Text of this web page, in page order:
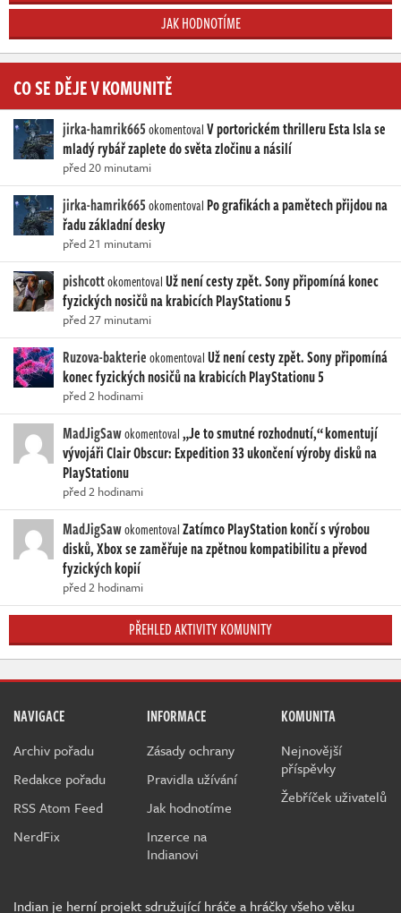
JAK HODNOTÍME
CO SE DĚJE V KOMUNITĚ
jirka-hamrik665okomentovalV portorickém thrilleru Esta Isla se
mladý rybář zaplete do světa zločinu a násilí
před 20 minutami
jirka-hamrik665okomentoval Po grafikách a pamětech přijdou na
řadu základní desky
před 21 minutami
pishcottokomentovalUž není cesty zpět. Sony připomíná konec
fyzických nosičů na krabicích PlayStationu 5
před 27 minutami
Ruzova-bakterieokomentovalUž není cesty zpět. Sony připomíná
konec fyzických nosičů na krabicích PlayStationu 5
před 2 hodinami
MadJigSawokomentoval„Je to smutné rozhodnutí,“ komentují
vývojáři Clair Obscur: Expedition 33 ukončení výroby disků na
PlayStationu
před 2 hodinami
MadJigSawokomentovalZatímco PlayStation končí s výrobou
disků, Xbox se zaměřuje na zpětnou kompatibilitu a převod
fyzických kopií
před 2 hodinami
PŘEHLED AKTIVITY KOMUNITY
NAVIGACE
Archiv pořadu
Redakce pořadu
RSS Atom Feed
NerdFix
INFORMACE
Zásady ochrany
Pravidla užívání
Jak hodnotíme
Inzerce na
Indianovi
KOMUNITA
Nejnovější
příspěvky
Žebříček uživatelů
Indian je herní projekt sdružující hráče a hráčky všeho věku